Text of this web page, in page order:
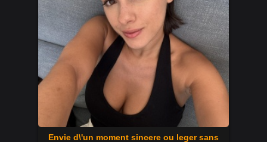
Envie d\'un moment sincere ou leger sans